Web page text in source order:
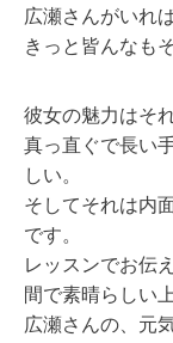
広瀬さんがいれ
きっと皆んなも
彼女の魅力はそ
真っ直ぐで長い
しい。
そしてそれは内
です。
レッスンでお伝
間で素晴らしい
広瀬さんの、元